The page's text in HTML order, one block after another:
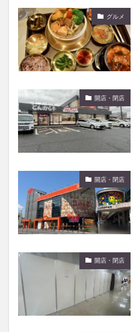
グルメ
開店・閉店
開店・閉店
開店・閉店